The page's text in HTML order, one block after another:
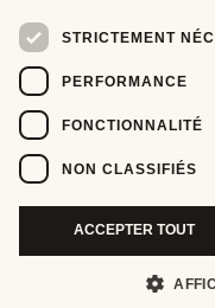
STRICTEMENT
PERFORMANCE
FONCTIONNALITÉ
NON CLASSIFIÉS
ACCEPTER TOUT